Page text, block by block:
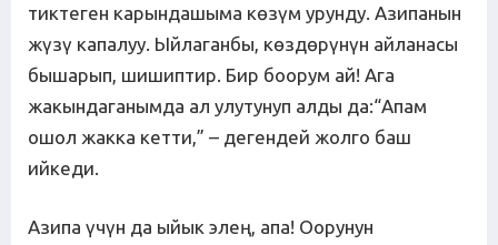
тиктеген карындашыма көзүм урунду. Азипанын
жүзү капалуу. Ыйлаганбы, көздөрүнүн айланасы
бышарып, шишиптир. Бир боорум ай! Ага
жакындаганымда ал улутунуп алды да:“Апам
ошол жакка кетти,” – дегендей жолго баш
ийкеди.
Азипа үчүн да ыйык элең, апа! Оорунун